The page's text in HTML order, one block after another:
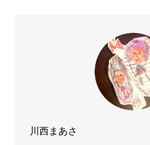
川西まあさ